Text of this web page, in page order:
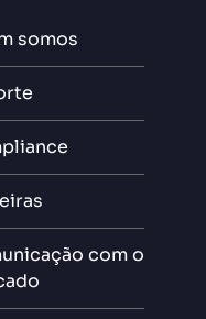
somos
com o